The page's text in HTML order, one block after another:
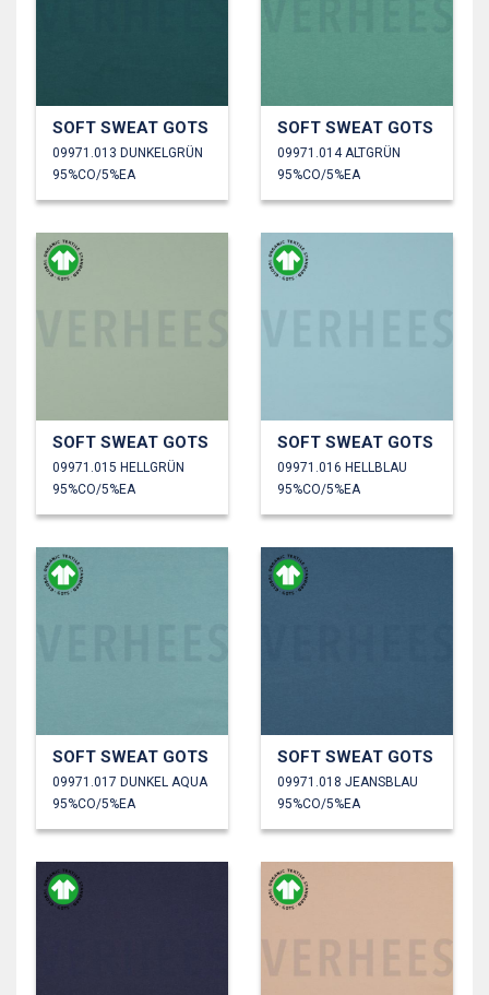
SOFT SWEAT GOTS
09971.013 DUNKELGRÜN
95%CO/5%EA
SOFT SWEAT GOTS
09971.014 ALTGRÜN
95%CO/5%EA
SOFT SWEAT GOTS
09971.015 HELLGRÜN
95%CO/5%EA
SOFT SWEAT GOTS
09971.016 HELLBLAU
95%CO/5%EA
SOFT SWEAT GOTS
09971.017 DUNKEL AQUA
95%CO/5%EA
SOFT SWEAT GOTS
09971.018 JEANSBLAU
95%CO/5%EA